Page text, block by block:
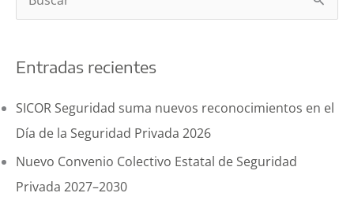
u
c
r
p
o
r
Entradas recientes
SICOR Seguridad suma nuevos reconocimientos en el
Día de la Seguridad Privada 2026
Nuevo Convenio Colectivo Estatal de Seguridad
Privada 2027–2030